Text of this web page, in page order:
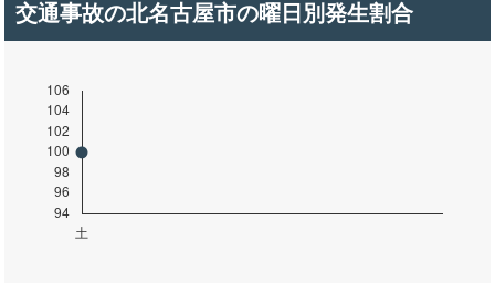
交通事故の北名古屋市の曜日別発生割合